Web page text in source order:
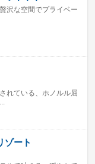
沢な空間でプライベー
れている、ホノルル屈
ゾート